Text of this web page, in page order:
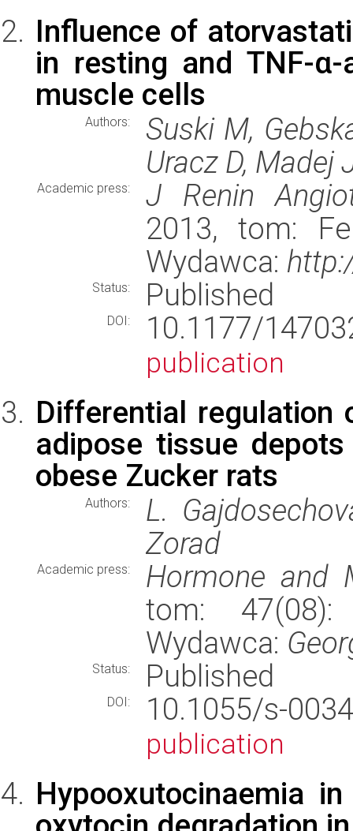
Influence of
in resting and TNF-
muscle cells
Authors:
Suski M,
Uracz D, Madej
Academic press:
J Renin
2013, tom:
Wydawca:
Status: Published
DOI: 10.1177/
publication
Differential regulation
adipose tissue
obese Zucker rats
Authors:
L.
Zorad
Academic press:
Hormone and
tom: 47(08):
Wydawca:
Status: Published
DOI: 10.1055/s-
publication
Hypooxutocinaemia